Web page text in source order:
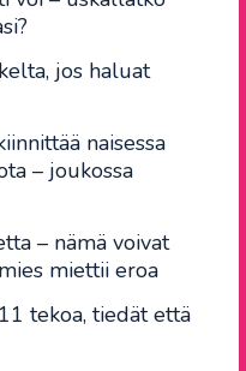
jos haluat
naisessa
– joukossa
– nämä voivat
miettii eroa
tekoa, tiedät että